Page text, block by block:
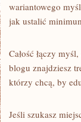
wariantowego
jak ustalić
Całość łączy
blogu znajdziesz
którzy chcą, by
Jeśli szukasz